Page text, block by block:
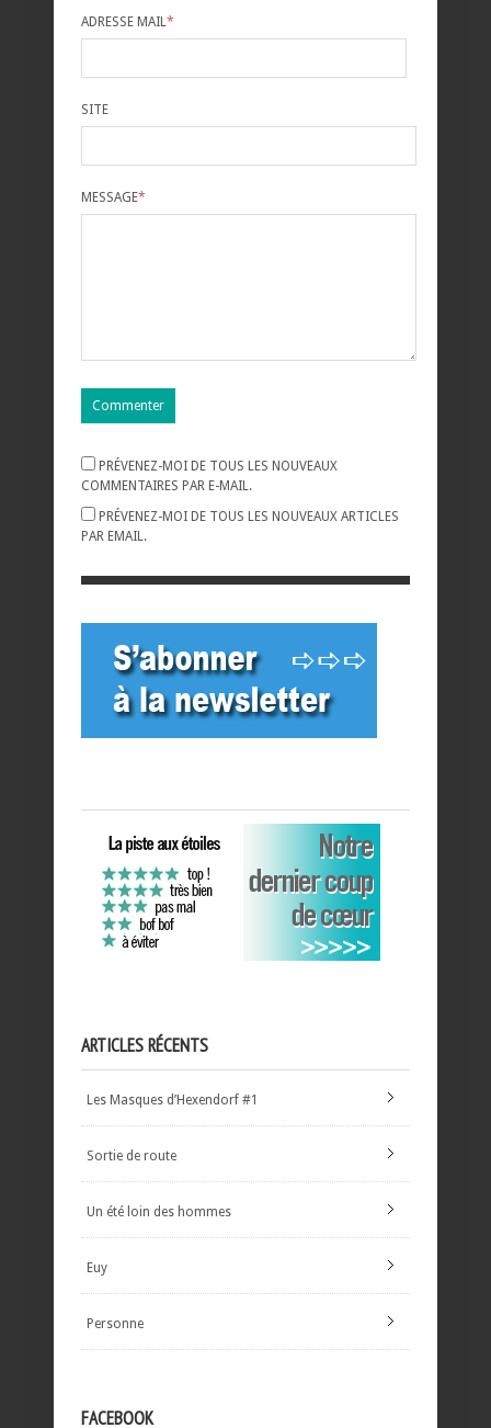
ADRESSE MAIL*
SITE
MESSAGE*
PRÉVENEZ-MOI DE TOUS LES NOUVEAUX
COMMENTAIRES PAR E-MAIL.
PRÉVENEZ-MOI DE TOUS LES NOUVEAUX ARTICLES
PAR EMAIL.
ARTICLES RÉCENTS
Les Masques d’Hexendorf #1
Sortie de route
Un été loin des hommes
Euy
Personne
FACEBOOK